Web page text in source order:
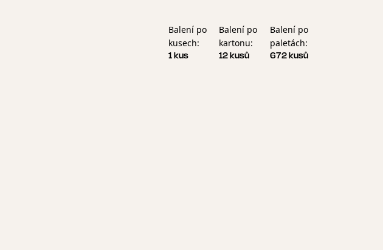
Balení po
kusech:
1 kus
Balení po
kartonu:
12 kusů
Balení po
paletách:
672 kusů